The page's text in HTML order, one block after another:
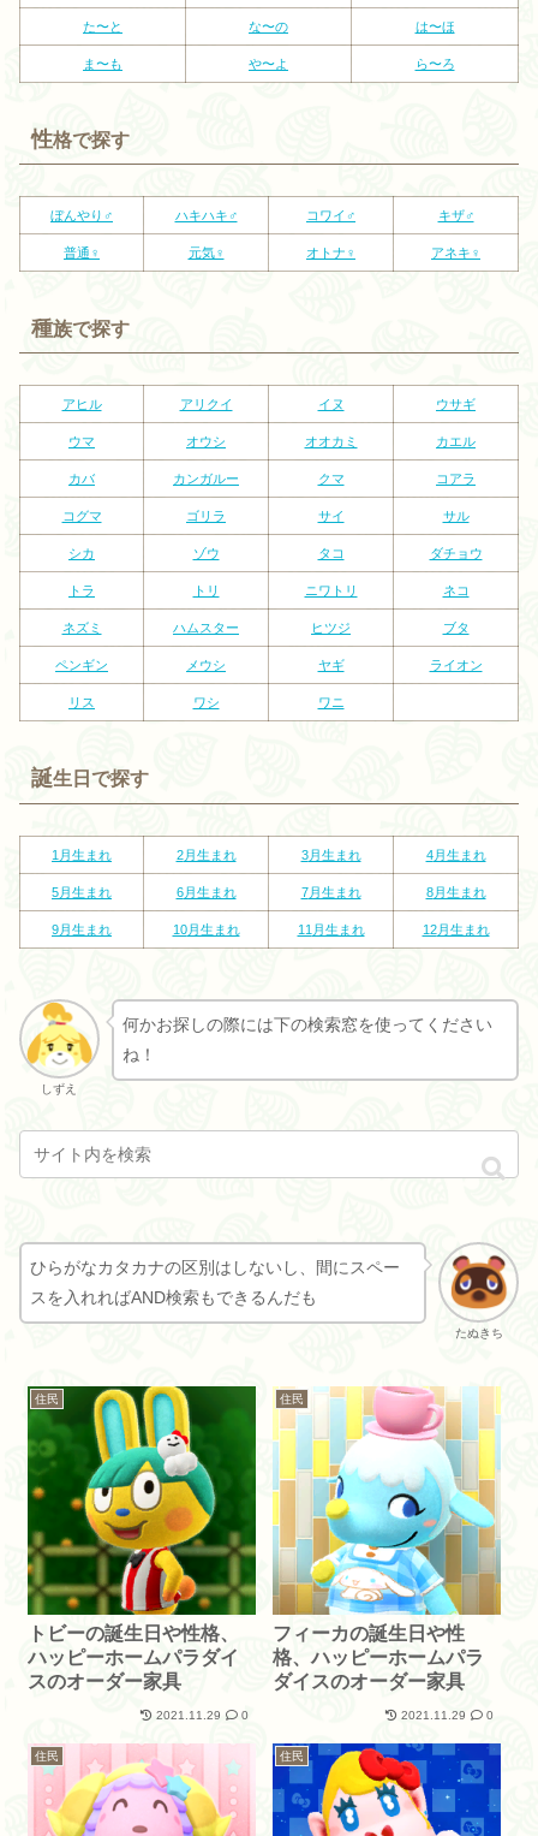
た〜と な〜の は〜ほ
ま〜も や〜よ ら〜ろ
性格で探す
ぼんやり♂ ハキハキ♂ コワイ♂ キザ♂
普通♀ 元気♀ オトナ♀ アネキ♀
種族で探す
アヒル アリクイ イヌ ウサギ
ウマ オウシ オオカミ カエル
カバ カンガルー クマ コアラ
コグマ ゴリラ サイ サル
シカ ゾウ タコ ダチョウ
トラ トリ ニワトリ ネコ
ネズミ ハムスター ヒツジ ブタ
ペンギン メウシ ヤギ ライオン
リス ワシ ワニ
誕生日で探す
1月生まれ 2月生まれ 3月生まれ 4月生まれ
5月生まれ 6月生まれ 7月生まれ 8月生まれ
9月生まれ 10月生まれ 11 月生まれ 12月生まれ
しずえ
何かお探しの際には下の検索窓を使ってください
ね！
たぬきち
ひらがなカタカナの区別はしないし、間にスペー
スを入れればAND検索もできるんだも
住民
トビーの誕生日や性格、
ハッピーホームパラダイ
スのオーダー家具
2021.11.29 0
住民
フィーカの誕生日や性
格、ハッピーホームパラ
ダイスのオーダー家具
2021.11.29 0
住民 住民